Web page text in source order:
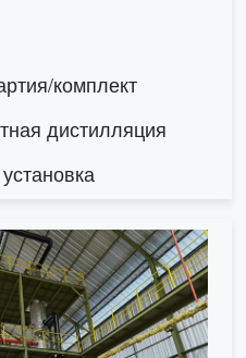
комплект
дистилляция